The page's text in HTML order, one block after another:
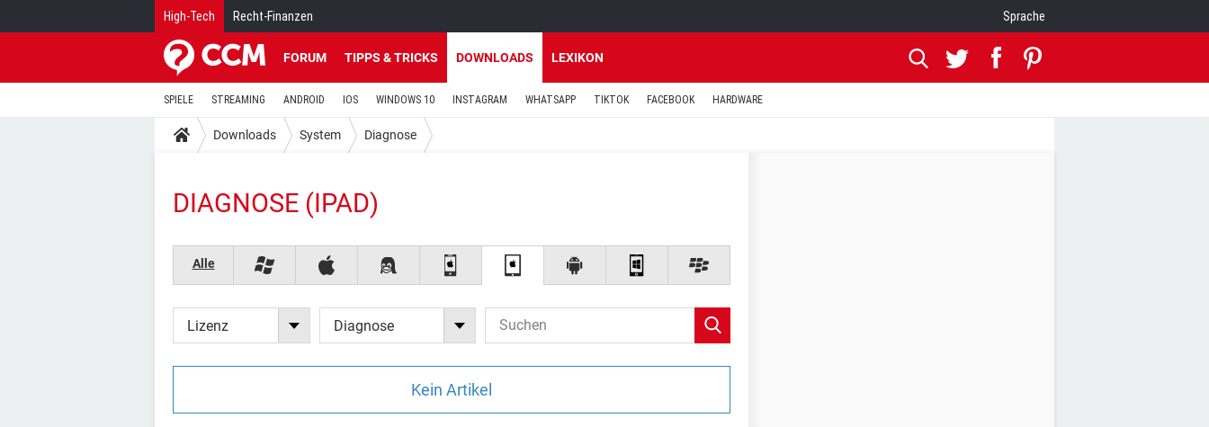
High-Tech Recht-Finanzen Sprache
FORUM TIPPS & TRICKS DOWNLOADS LEXIKON
SPIELE STREAMING ANDROID IOS WINDOWS 10 INSTAGRAM WHATSAPP TIKTOK FACEBOOK HARDWARE
Downloads System Diagnose
DIAGNOSE (IPAD)
Alle
Lizenz Diagnose
Kein Artikel